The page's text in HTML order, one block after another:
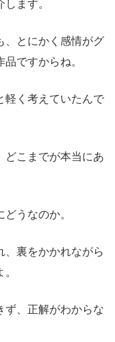
ます。
、とにかく感情がグ
ですからね。
軽く考えていたんで
どこまでが本当にあ
うなのか。
、裏をかかれながら
ず、正解がわからな